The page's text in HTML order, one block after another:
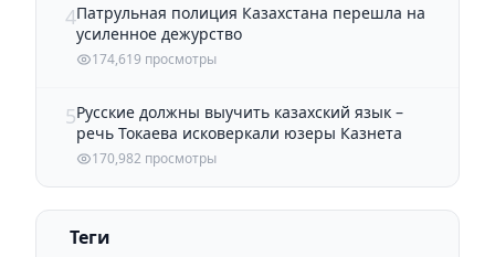
4Патрульная полиция Казахстана перешла на
усиленное дежурство
174,619 просмотры
5Русские должны выучить казахский язык –
речь Токаева исковеркали юзеры Казнета
170,982 просмотры
Теги